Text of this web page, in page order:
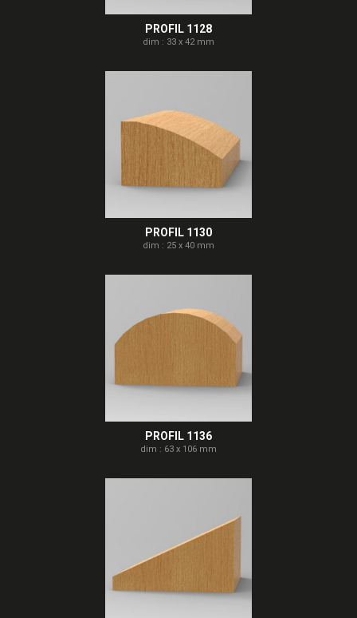
PROFIL 1128
dim : 33 x 42 mm
PROFIL 1130
dim : 25 x 40 mm
PROFIL 1136
dim : 63 x 106 mm